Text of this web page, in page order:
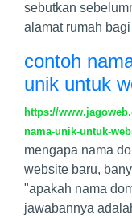
sebutkan
alamat rumah
contoh
unik untuk
https://
nama-unik-untuk-
mengapa nama
website baru,
"apakah nama
jawabannya